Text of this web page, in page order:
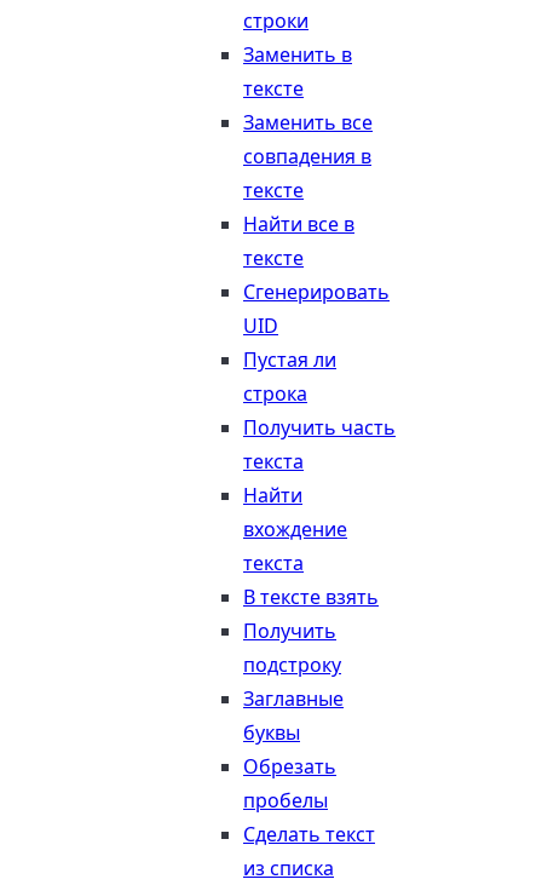
строки
Заменить в
тексте
Заменить все
совпадения в
тексте
Найти все в
тексте
Сгенерировать
UID
Пустая ли
строка
Получить часть
текста
Найти
вхождение
текста
В тексте взять
Получить
подстроку
Заглавные
буквы
Обрезать
пробелы
Сделать текст
из списка